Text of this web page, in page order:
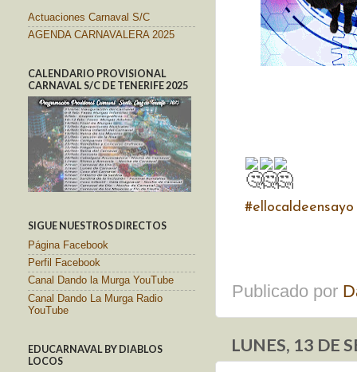
#ellocaldeensayo
Publicado por
LUNES, 13 DE
Actuaciones Carnaval S/C
AGENDA CARNAVALERA 2025
CALENDARIO PROVISIONAL
CARNAVAL S/C DE TENERIFE 2025
SIGUE NUESTROS DIRECTOS
Página Facebook
Perfil Facebook
Canal Dando la Murga YouTube
Canal Dando La Murga Radio
YouTube
EDUCARNAVAL BY DIABLOS
LOCOS